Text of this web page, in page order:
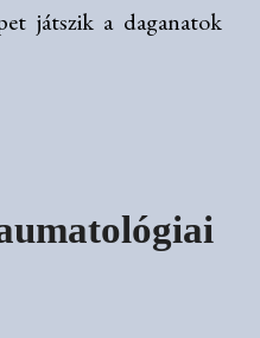
játszik a daganatok